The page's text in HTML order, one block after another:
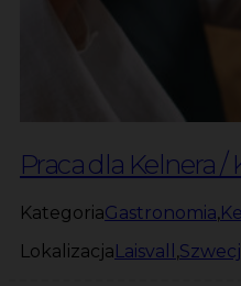
Praca dla Kelnera /
KategoriaGastronomia,
Lokalizacja Laisvall ,